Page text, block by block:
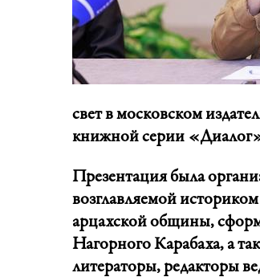
свет в московском
книжной серии
Презентация была
возглавляемой
арцахской общины,
Нагорного Карабаха, а
литераторы, редакторы